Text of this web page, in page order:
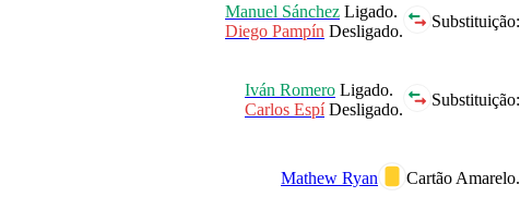
Substituição:
Manuel Sánchez Ligado.
Diego Pampín Desligado.
Substituição:
Iván Romero Ligado.
Carlos EspíDesligado.
Cartão Amarelo.
Mathew Ryan